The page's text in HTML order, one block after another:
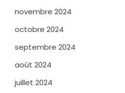
novembre 2024
octobre 2024
septembre 2024
août 2024
juillet 2024